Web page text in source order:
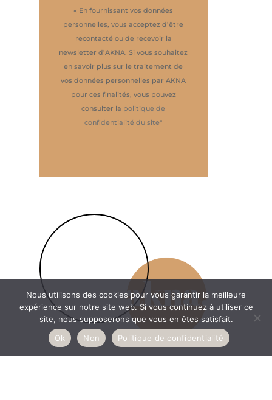
« En fournissant vos données
personnelles, vous acceptez d’être
recontacté ou de recevoir la
newsletter d’AKNA. Si vous souhaitez
en savoir plus sur le traitement de
vos données personnelles par AKNA
pour ces finalités, vous pouvez
consulter la politique de
confidentialité du site"
Nous utilisons des cookies pour vous garantir la meilleure
expérience sur notre site web. Si vous continuez à utiliser ce
site, nous supposerons que vous en êtes satisfait.
Ok
Non Politique de confidentialité